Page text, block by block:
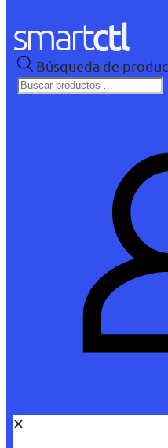
Búsqueda de
✕